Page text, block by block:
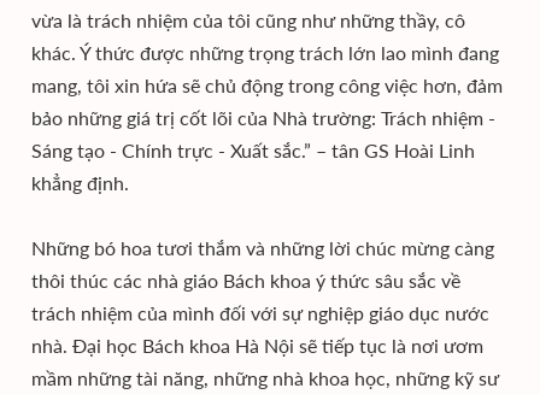
vừa là trách nhiệm của tôi cũng như những thầy, cô
khác. Ý thức được những trọng trách lớn lao mình đang
mang, tôi xin hứa sẽ chủ động trong công việc hơn, đảm
bảo những giá trị cốt lõi của Nhà trường: Trách nhiệm -
Sáng tạo - Chính trực - Xuất sắc.” – tân GS Hoài Linh
khẳng định.
Những bó hoa tươi thắm và những lời chúc mừng càng
thôi thúc các nhà giáo Bách khoa ý thức sâu sắc về
trách nhiệm của mình đối với sự nghiệp giáo dục nước
nhà. Đại học Bách khoa Hà Nội sẽ tiếp tục là nơi ươm
mầm những tài năng, những nhà khoa học, những kỹ sư